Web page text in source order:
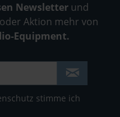
Newsletter und
Aktion mehr von
Equipment.
stimme ich